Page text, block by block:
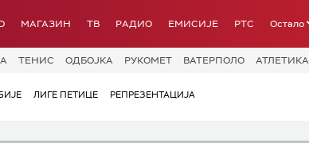
МАГАЗИН ТВ РАДИО ЕМИСИЈЕ РТС Остало
ТЕНИС ОДБОЈКА РУКОМЕТ ВАТЕРПОЛО АТЛЕТИКА
ЛИГЕ ПЕТИЦЕ РЕПРЕЗЕНТАЦИЈА